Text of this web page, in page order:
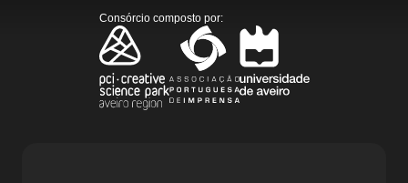
Consórcio composto por: